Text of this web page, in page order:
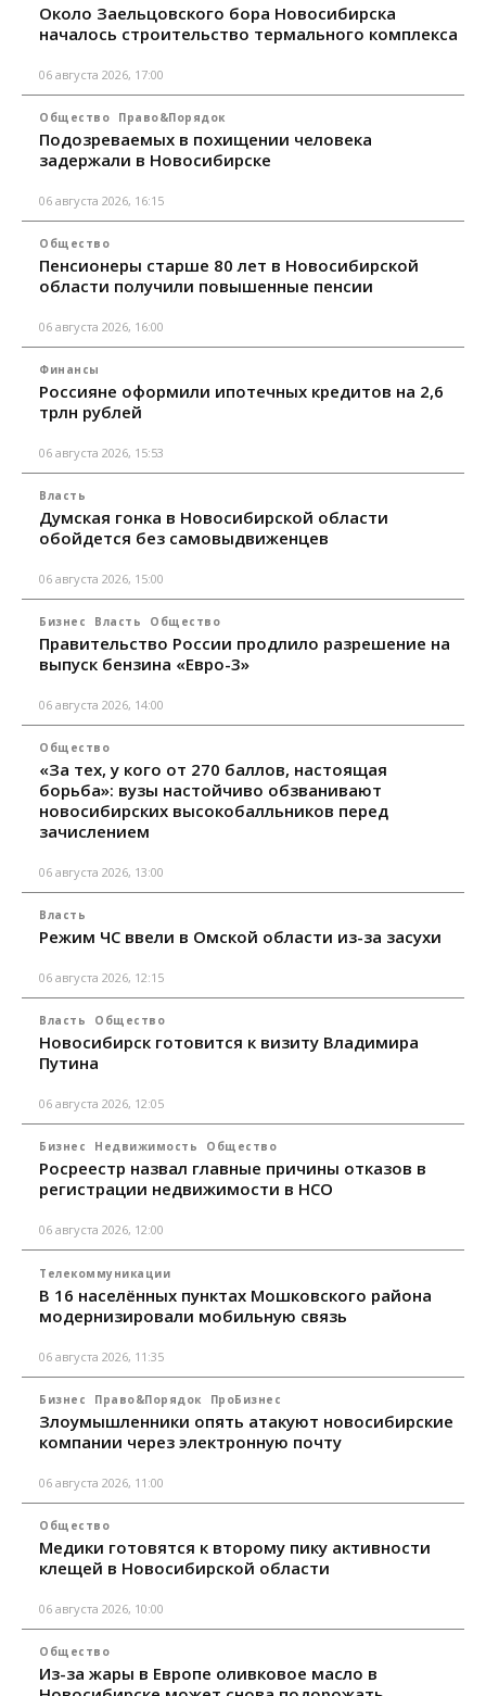
Около Заельцовского бора Новосибирска
началось строительство термального комплекса
06 августа 2026, 17:00
Общество Право&Порядок
Подозреваемых в похищении человека
задержали в Новосибирске
06 августа 2026, 16:15
Общество
Пенсионеры старше 80 лет в Новосибирской
области получили повышенные пенсии
06 августа 2026, 16:00
Финансы
Россияне оформили ипотечных кредитов на 2,6
трлн рублей
06 августа 2026, 15:53
Власть
Думская гонка в Новосибирской области
обойдется без самовыдвиженцев
06 августа 2026, 15:00
Бизнес Власть Общество
Правительство России продлило разрешение на
выпуск бензина «Евро-3»
06 августа 2026, 14:00
Общество
«За тех, у кого от 270 баллов, настоящая
борьба»: вузы настойчиво обзванивают
новосибирских высокобалльников перед
зачислением
06 августа 2026, 13:00
Власть
Режим ЧС ввели в Омской области из-за засухи
06 августа 2026, 12:15
Власть Общество
Новосибирск готовится к визиту Владимира
Путина
06 августа 2026, 12:05
Бизнес Недвижимость Общество
Росреестр назвал главные причины отказов в
регистрации недвижимости в НСО
06 августа 2026, 12:00
Телекоммуникации
В 16 населённых пунктах Мошковского района
модернизировали мобильную связь
06 августа 2026, 11:35
Бизнес Право&Порядок ПроБизнес
Злоумышленники опять атакуют новосибирские
компании через электронную почту
06 августа 2026, 11:00
Общество
Медики готовятся к второму пику активности
клещей в Новосибирской области
06 августа 2026, 10:00
Общество
Из-за жары в Европе оливковое масло в